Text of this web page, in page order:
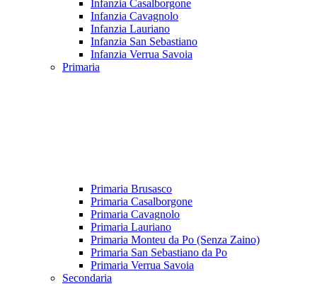
Infanzia Casalborgone
Infanzia Cavagnolo
Infanzia Lauriano
Infanzia San Sebastiano
Infanzia Verrua Savoia
Primaria
Primaria Brusasco
Primaria Casalborgone
Primaria Cavagnolo
Primaria Lauriano
Primaria Monteu da Po (Senza Zaino)
Primaria San Sebastiano da Po
Primaria Verrua Savoia
Secondaria